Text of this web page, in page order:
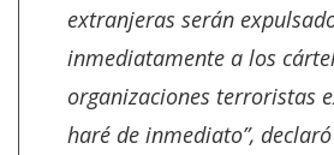
extranjeras serán
inmediatamente a los
organizaciones terroristas
haré de inmediato”,